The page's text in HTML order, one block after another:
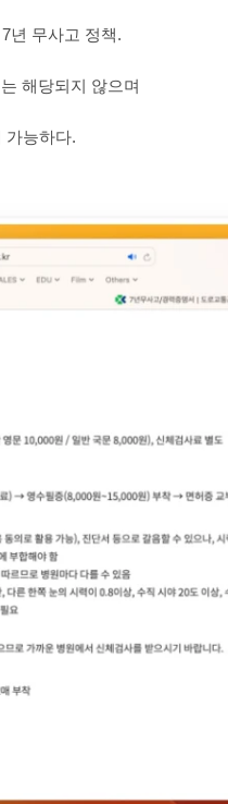
년 무사고 정책.
해당되지 않으며
가능하다.